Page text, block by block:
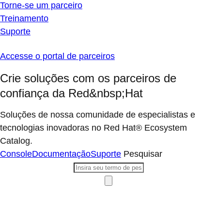
Torne-se um parceiro
Treinamento
Suporte
Accesse o portal de parceiros
Crie soluções com os parceiros de
confiança da Red&nbsp;Hat
Soluções de nossa comunidade de especialistas e
tecnologias inovadoras no Red Hat® Ecosystem
Catalog.
ConsoleDocumentaçãoSuporte Pesquisar